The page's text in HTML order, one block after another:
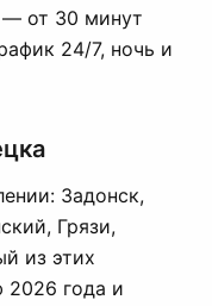
— от 30 минут
24/7, ночь и
Задонск,
Грязи,
из этих
2026 года и